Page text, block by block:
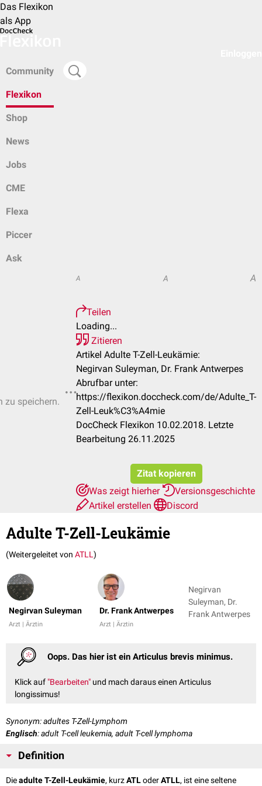
Das Flexikon
als App
Community
Flexikon
Shop
News
Jobs
CME
Flexa
Piccer
Ask
zu speichern.
A A A
Teilen
Loading...
Zitieren
Artikel Adulte T-Zell-Leukämie:
Negirvan Suleyman, Dr. Frank Antwerpes
Abrufbar unter:
https://flexikon.doccheck.com/de/Adulte_T-
Zell-Leuk%C3%A4mie
DocCheck Flexikon 10.02.2018. Letzte
Bearbeitung 26.11.2025
Zitat kopieren
Was zeigt hierher
Versionsgeschichte
Artikel erstellen
Discord
Adulte T-Zell-Leukämie
(Weitergeleitet von ATLL)
Negirvan Suleyman
Arzt | Ärztin
Dr. Frank Antwerpes
Arzt | Ärztin
Negirvan
Suleyman, Dr.
Frank Antwerpes
Oops. Das hier ist ein Articulus brevis minimus.
Klick auf "Bearbeiten" und mach daraus einen Articulus
longissimus!
Synonym: adultes T-Zell-Lymphom
Englisch: adult T-cell leukemia, adult T-cell lymphoma
Definition
Dieadulte T-Zell-Leukämie, kurzATLoderATLL, ist eine seltene